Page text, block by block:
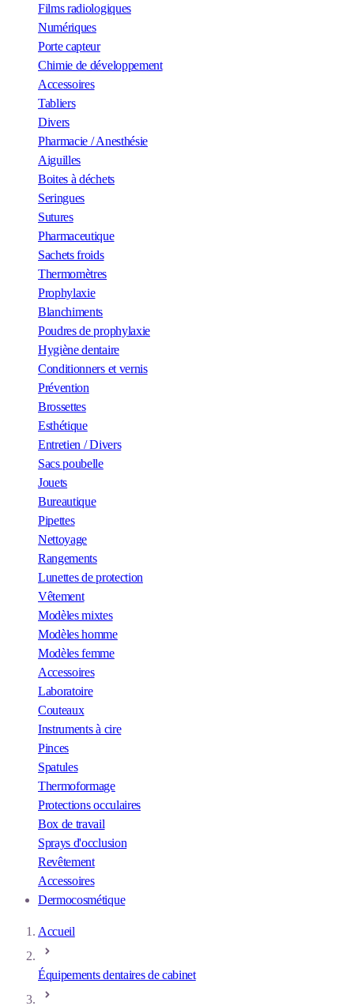
Films radiologiques
Numériques
Porte capteur
Chimie de développement
Accessoires
Tabliers
Divers
Pharmacie / Anesthésie
Aiguilles
Boites à déchets
Seringues
Sutures
Pharmaceutique
Sachets froids
Thermomètres
Prophylaxie
Blanchiments
Poudres de prophylaxie
Hygiène dentaire
Conditionners et vernis
Prévention
Brossettes
Esthétique
Entretien / Divers
Sacs poubelle
Jouets
Bureautique
Pipettes
Nettoyage
Rangements
Lunettes de protection
Vêtement
Modèles mixtes
Modèles homme
Modèles femme
Accessoires
Laboratoire
Couteaux
Instruments à cire
Pinces
Spatules
Thermoformage
Protections occulaires
Box de travail
Sprays d'occlusion
Revêtement
Accessoires
Dermocosmétique
Accueil
Équipements dentaires de cabinet